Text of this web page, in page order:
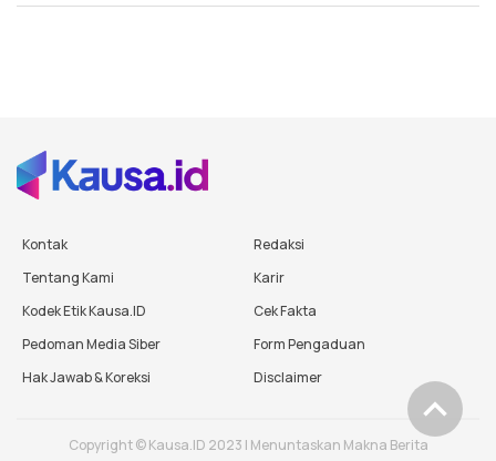
Kontak
Redaksi
Tentang Kami
Karir
Kodek Etik Kausa.ID
Cek Fakta
Pedoman Media Siber
Form Pengaduan
Hak Jawab & Koreksi
Disclaimer
Copyright © Kausa.ID 2023 | Menuntaskan Makna Berita